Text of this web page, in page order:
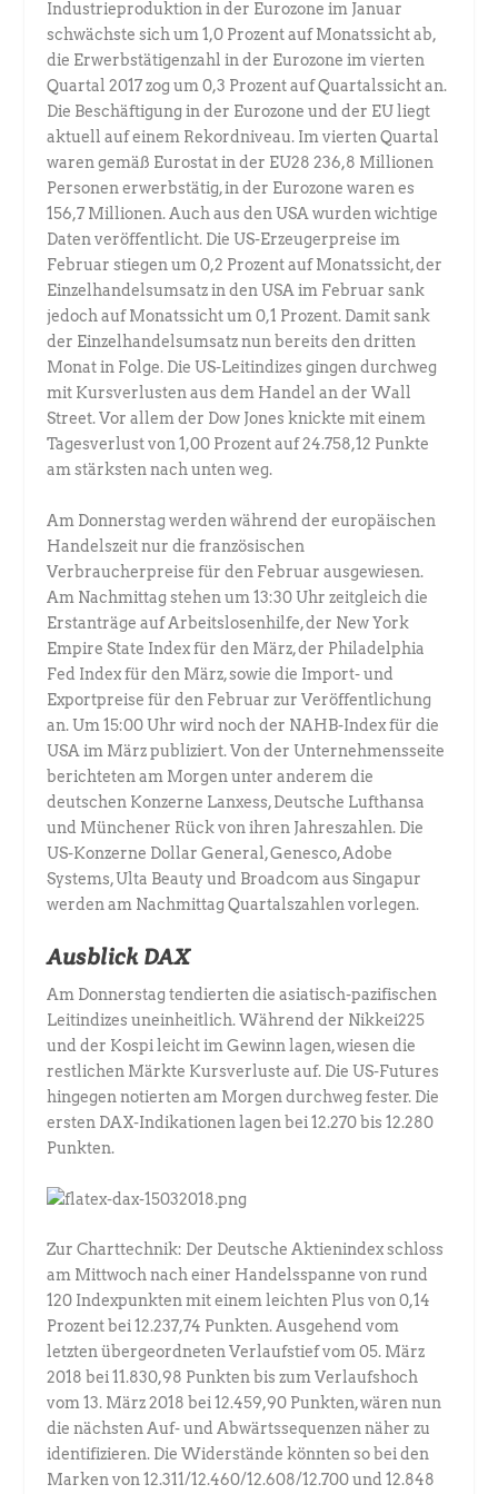
Industrieproduktion in der Eurozone im Januar
schwächste sich um 1,0 Prozent auf Monatssicht ab,
die Erwerbstätigenzahl in der Eurozone im vierten
Quartal 2017 zog um 0,3 Prozent auf Quartalssicht an.
Die Beschäftigung in der Eurozone und der EU liegt
aktuell auf einem Rekordniveau. Im vierten Quartal
waren gemäß Eurostat in der EU28 236,8 Millionen
Personen erwerbstätig, in der Eurozone waren es
156,7 Millionen. Auch aus den USA wurden wichtige
Daten veröffentlicht. Die US-Erzeugerpreise im
Februar stiegen um 0,2 Prozent auf Monatssicht, der
Einzelhandelsumsatz in den USA im Februar sank
jedoch auf Monatssicht um 0,1 Prozent. Damit sank
der Einzelhandelsumsatz nun bereits den dritten
Monat in Folge. Die US-Leitindizes gingen durchweg
mit Kursverlusten aus dem Handel an der Wall
Street. Vor allem der Dow Jones knickte mit einem
Tagesverlust von 1,00 Prozent auf 24.758,12 Punkte
am stärksten nach unten weg.
Am Donnerstag werden während der europäischen
Handelszeit nur die französischen
Verbraucherpreise für den Februar ausgewiesen.
Am Nachmittag stehen um 13:30 Uhr zeitgleich die
Erstanträge auf Arbeitslosenhilfe, der New York
Empire State Index für den März, der Philadelphia
Fed Index für den März, sowie die Import- und
Exportpreise für den Februar zur Veröffentlichung
an. Um 15:00 Uhr wird noch der NAHB-Index für die
USA im März publiziert. Von der Unternehmensseite
berichteten am Morgen unter anderem die
deutschen Konzerne Lanxess, Deutsche Lufthansa
und Münchener Rück von ihren Jahreszahlen. Die
US-Konzerne Dollar General, Genesco, Adobe
Systems, Ulta Beauty und Broadcom aus Singapur
werden am Nachmittag Quartalszahlen vorlegen.
Ausblick DAX
Am Donnerstag tendierten die asiatisch-pazifischen
Leitindizes uneinheitlich. Während der Nikkei225
und der Kospi leicht im Gewinn lagen, wiesen die
restlichen Märkte Kursverluste auf. Die US-Futures
hingegen notierten am Morgen durchweg fester. Die
ersten DAX-Indikationen lagen bei 12.270 bis 12.280
Punkten.
Zur Charttechnik: Der Deutsche Aktienindex schloss
am Mittwoch nach einer Handelsspanne von rund
120 Indexpunkten mit einem leichten Plus von 0,14
Prozent bei 12.237,74 Punkten. Ausgehend vom
letzten übergeordneten Verlaufstief vom 05. März
2018 bei 11.830,98 Punkten bis zum Verlaufshoch
vom 13. März 2018 bei 12.459,90 Punkten, wären nun
die nächsten Auf- und Abwärtssequenzen näher zu
identifizieren. Die Widerstände könnten so bei den
Marken von 12.311/12.460/12.608/12.700 und 12.848